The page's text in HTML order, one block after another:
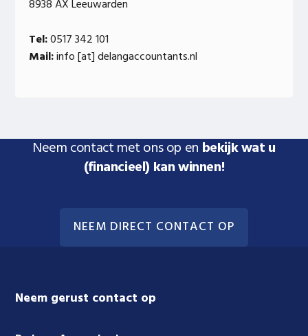
8938 AX Leeuwarden
Tel:0517 342 101
Mail:info [at] delangaccountants.nl
Neem contact met ons op en bekijk wat u
(financieel) kan winnen!
NEEM DIRECT CONTACT OP
Footer
Neem gerust contact op